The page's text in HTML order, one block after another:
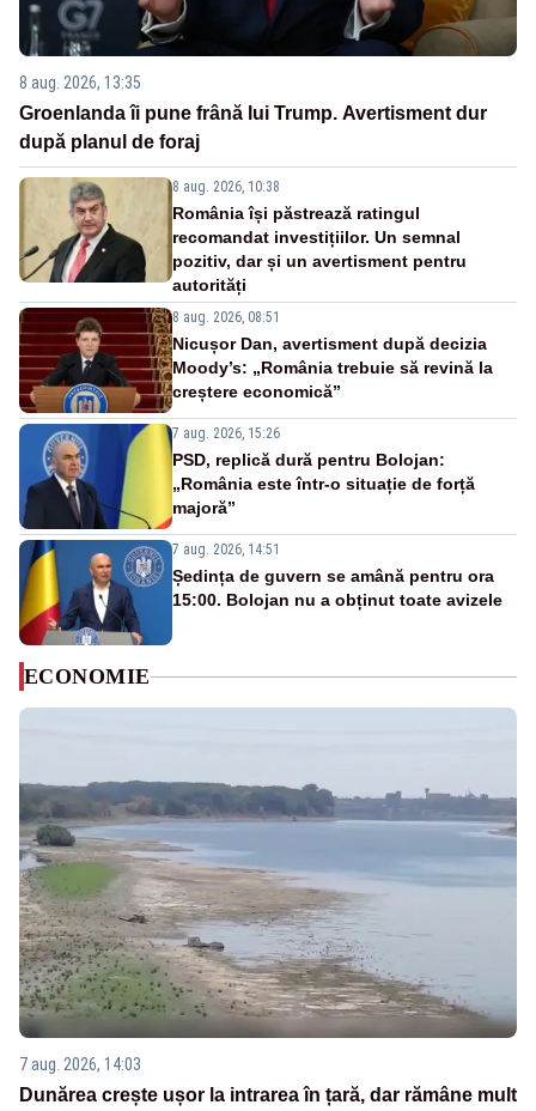
8 aug. 2026, 13:35
Groenlanda îi pune frână lui Trump. Avertisment dur
după planul de foraj
8 aug. 2026, 10:38
România își păstrează ratingul
recomandat investițiilor. Un semnal
pozitiv, dar și un avertisment pentru
autorități
8 aug. 2026, 08:51
Nicușor Dan, avertisment după decizia
Moody’s: „România trebuie să revină la
creștere economică”
7 aug. 2026, 15:26
PSD, replică dură pentru Bolojan:
„România este într-o situație de forță
majoră”
7 aug. 2026, 14:51
Ședința de guvern se amână pentru ora
15:00. Bolojan nu a obținut toate avizele
ECONOMIE
7 aug. 2026, 14:03
Dunărea crește ușor la intrarea în țară, dar rămâne mult